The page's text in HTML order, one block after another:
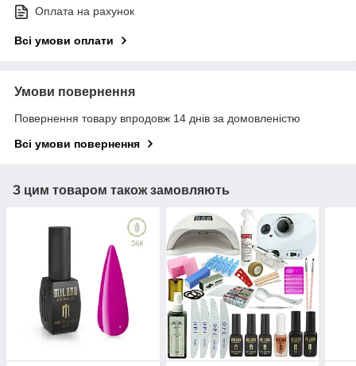
Оплата на рахунок
Всі умови оплати
Умови повернення
Повернення товару впродовж 14 днів за домовленістю
Всі умови повернення
З цим товаром також замовляють